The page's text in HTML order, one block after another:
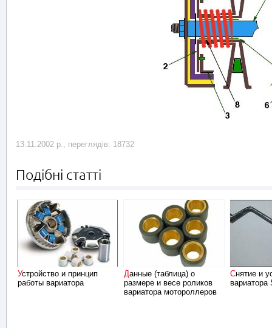
13.11.2002 р., переглядів: 18732
Подібні статті
Устройство и принцип
работы вариатора
Данные (таблица) о
размере и весе роликов
вариатора мотороллеров
Снятие и установка
вариатора